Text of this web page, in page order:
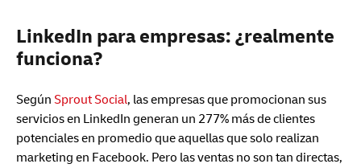
LinkedIn para empresas: ¿realmente
funciona?
Según Sprout Social, las empresas que promocionan sus
servicios en LinkedIn generan un 277% más de clientes
potenciales en promedio que aquellas que solo realizan
marketing en Facebook. Pero las ventas no son tan directas,